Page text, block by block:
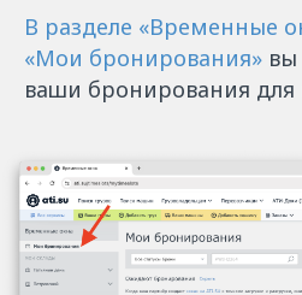
В разделе «Временные
«Мои бронирования» вы
ваши бронирования для